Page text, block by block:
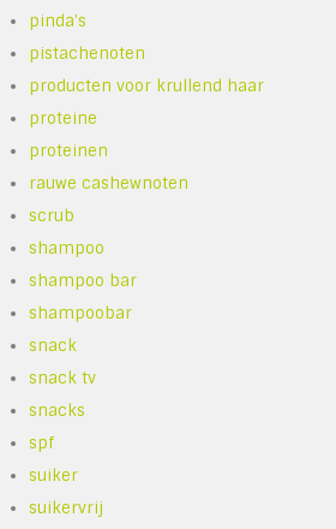
pinda's
pistachenoten
producten voor krullend haar
proteine
proteinen
rauwe cashewnoten
scrub
shampoo
shampoo bar
shampoobar
snack
snack tv
snacks
spf
suiker
suikervrij